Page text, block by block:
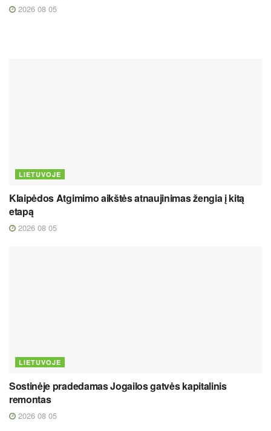
2026 08 05
LIETUVOJE
Klaipėdos Atgimimo aikštės atnaujinimas žengia į kitą
etapą
2026 08 05
LIETUVOJE
Sostinėje pradedamas Jogailos gatvės kapitalinis
remontas
2026 08 05